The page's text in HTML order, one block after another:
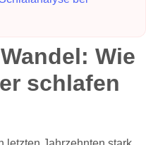
Wie
schlafen